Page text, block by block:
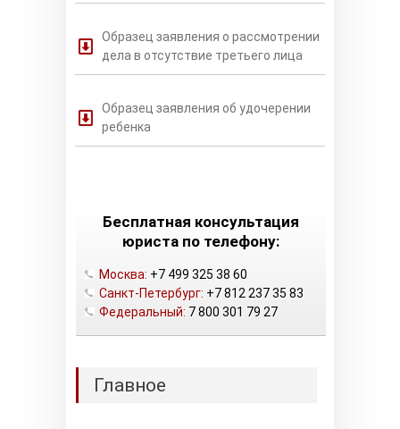
Образец заявления о рассмотрении
дела в отсутствие третьего лица
Образец заявления об удочерении
ребенка
Бесплатная консультация
юриста по телефону:
Москва: +7 499 325 38 60
Санкт-Петербург: +7 812 237 35 83
Федеральный: 7 800 301 79 27
Главное